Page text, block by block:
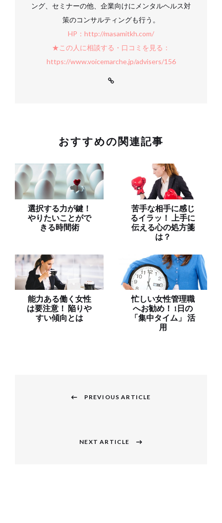
ング、セミナーの他、企業向けにメンタルヘルス対
策のコンサルティングも行う。
HP：http://masamitkh.com/
★この人に相談する・口コミを見る：
https://www.voicemarche.jp/advisers/156
おすすめの関連記事
選択する力が鍵！
やりたいことがで
きる時間術
苦手な相手に感じ
るイラッ！ 上手に
伝える心の処方箋
は？
能力ある働く女性
は要注意！ 陥りや
すい傾向とは
忙しい女性管理職
へお勧め！ 1日の
「集中タイム」 活
用
PREVIOUS ARTICLE
NEXT ARTICLE